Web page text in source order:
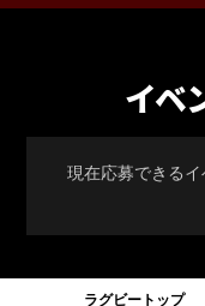
イベ
現在応募できる
ラグビートップ